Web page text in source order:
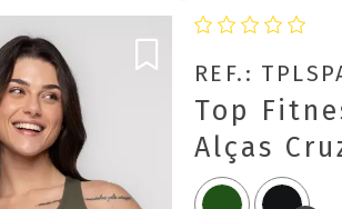
REF.:
Top
Alças
Move